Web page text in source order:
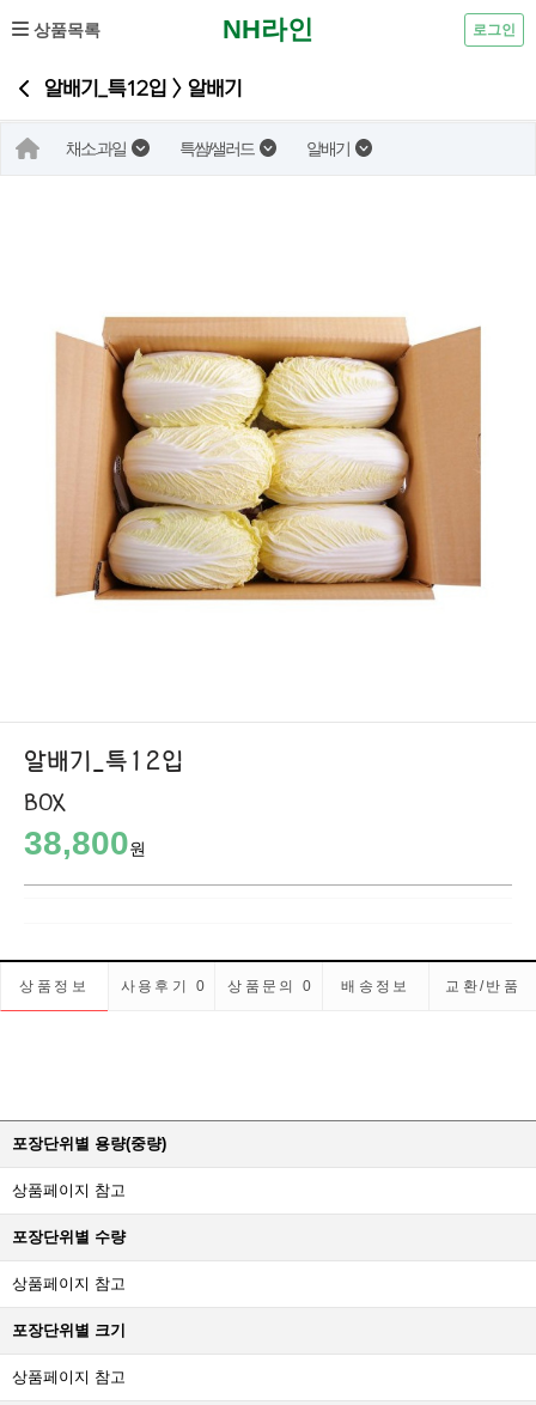
NH라인
상품목록 로그인
알배기_특12입 > 알배기
채소.과일 특쌈/샐러드 알배기
알배기_특12입
BOX
38,800원
상품정보 사용후기 0 상품문의0 배송정보 교환/반품
포장단위별 용량(중량)
상품페이지 참고
포장단위별 수량
상품페이지 참고
포장단위별 크기
상품페이지 참고